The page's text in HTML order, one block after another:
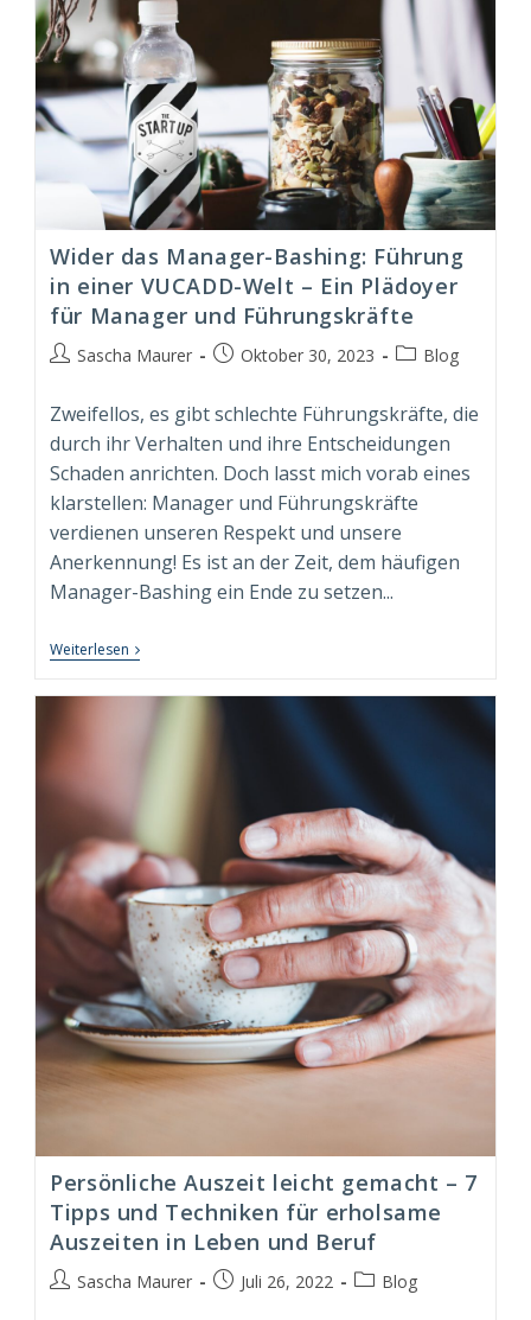
Wider das Manager-Bashing: Führung
in einer VUCADD-Welt – Ein Plädoyer
für Manager und Führungskräfte
Beitrags-
Sascha Maurer
BeitragOktober 30, 2023
Beitrags-
Blog
Zweifellos, es gibt schlechte Führungskräfte, die
durch ihr Verhalten und ihre Entscheidungen
Schaden anrichten. Doch lasst mich vorab eines
klarstellen: Manager und Führungskräfte
verdienen unseren Respekt und unsere
Anerkennung! Es ist an der Zeit, dem häufigen
Manager-Bashing ein Ende zu setzen...
Weiterlesen Wider
Das
Bashing:
–
Ein
Plädoyer
Für
Manager
Und
Führungskräfte
Persönliche Auszeit leicht gemacht – 7
Tipps und Techniken für erholsame
Auszeiten in Leben und Beruf
Beitrags-
Sascha Maurer
BeitragJuli 26, 2022
Beitrags-
Blog